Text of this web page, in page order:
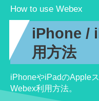
How to use Webex
iPhone /
用方法
iPhoneやiPadのApple
Webex利用方法。